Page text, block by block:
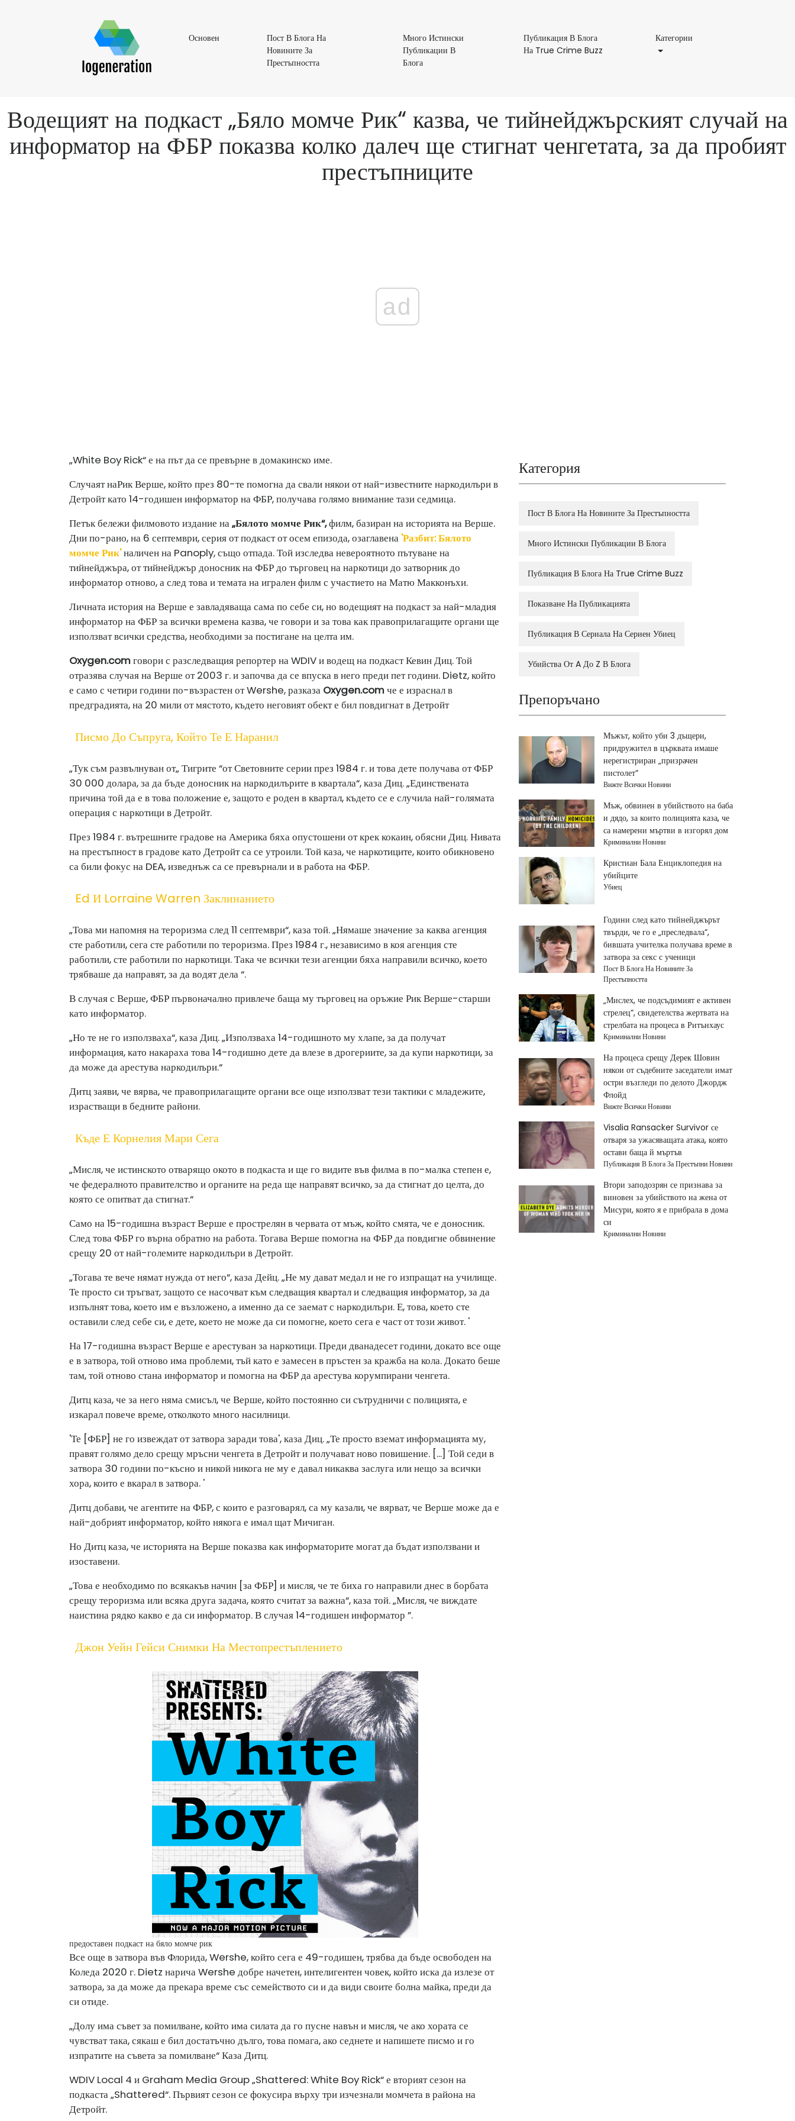
ОсновенОсновен
Пост В Блога На
Новините За
ПрестъпносттаПост
За
Много Истински
Публикации В
БлогаМного
Публикация В Блога
На True Crime Buzz
Buzz
Категории
Водещият на подкаст „Бяло момче Рик“ казва, че тийнейджърският случай на
информатор на ФБР показва колко далеч ще стигнат ченгетата, за да пробият
престъпниците
ad
„White Boy Rick“ е на път да се превърне в домакинско име.
Случаят наРик Верше, който през 80-те помогна да свали някои от най-известните наркодилъри в
Детройт като 14-годишен информатор на ФБР, получава голямо внимание тази седмица.
Петък бележи филмовото издание на„Бялото момче Рик“,филм, базиран на историята на Верше.
Дни по-рано, на 6 септември, серия от подкаст от осем епизода, озаглавена 'Разбит: Бялото
момче Рик'наличен на Panoply, също отпада. Той изследва невероятното пътуване на
тийнейджъра, от тийнейджър доносник на ФБР до търговец на наркотици до затворник до
информатор отново, а след това и темата на игрален филм с участието на Матю Макконъхи.
Личната история на Верше е завладяваща сама по себе си, но водещият на подкаст за най-младия
информатор на ФБР за всички времена казва, че говори и за това как правоприлагащите органи ще
използват всички средства, необходими за постигане на целта им.
Oxygen.comговори с разследващия репортер на WDIV и водещ на подкаст Кевин Диц. Той
отразява случая на Верше от 2003 г. и започва да се впуска в него преди пет години. Dietz, който
е само с четири години по-възрастен от Wershe, разказа Oxygen.comче е израснал в
предградията, на 20 мили от мястото, където неговият обект е бил повдигнат в Детройт
Писмо До Съпруга, Който Те Е Наранил
„Тук съм развълнуван от„ Тигрите “от Световните серии през 1984 г. и това дете получава от ФБР
30 000 долара, за да бъде доносник на наркодилърите в квартала“, каза Диц. „Единствената
причина той да е в това положение е, защото е роден в квартал, където се е случила най-голямата
операция с наркотици в Детройт.
През 1984 г. вътрешните градове на Америка бяха опустошени от крек кокаин, обясни Диц. Нивата
на престъпност в градове като Детройт са се утроили. Той каза, че наркотиците, които обикновено
са били фокус на DEA, изведнъж са се превърнали и в работа на ФБР.
Ed И Lorraine Warren Заклинанието
„Това ми напомня на тероризма след 11 септември“, каза той. „Нямаше значение за каква агенция
сте работили, сега сте работили по тероризма. През 1984 г., независимо в коя агенция сте
работили, сте работили по наркотици. Така че всички тези агенции бяха направили всичко, което
трябваше да направят, за да водят дела “.
В случая с Верше, ФБР първоначално привлече баща му търговец на оръжие Рик Верше-старши
като информатор.
„Но те не го използваха“, каза Диц. „Използваха 14-годишното му хлапе, за да получат
информация, като накараха това 14-годишно дете да влезе в дрогериите, за да купи наркотици, за
да може да арестува наркодилъри.“
Дитц заяви, че вярва, че правоприлагащите органи все още използват тези тактики с младежите,
израстващи в бедните райони.
Къде Е Корнелия Мари Сега
„Мисля, че истинското отварящо окото в подкаста и ще го видите във филма в по-малка степен е,
че федералното правителство и органите на реда ще направят всичко, за да стигнат до целта, до
която се опитват да стигнат.“
Само на 15-годишна възраст Верше е прострелян в червата от мъж, който смята, че е доносник.
След това ФБР го върна обратно на работа. Тогава Верше помогна на ФБР да повдигне обвинение
срещу 20 от най-големите наркодилъри в Детройт.
„Тогава те вече нямат нужда от него“, каза Дейц. „Не му дават медал и не го изпращат на училище.
Те просто си тръгват, защото се насочват към следващия квартал и следващия информатор, за да
изпълнят това, което им е възложено, а именно да се заемат с наркодилъри. Е, това, което сте
оставили след себе си, е дете, което не може да си помогне, което сега е част от този живот. '
На 17-годишна възраст Верше е арестуван за наркотици. Преди дванадесет години, докато все още
е в затвора, той отново има проблеми, тъй като е замесен в пръстен за кражба на кола. Докато беше
там, той отново стана информатор и помогна на ФБР да арестува корумпирани ченгета.
Дитц каза, че за него няма смисъл, че Верше, който постоянно си сътрудничи с полицията, е
изкарал повече време, отколкото много насилници.
'Те [ФБР] не го извеждат от затвора заради това', каза Диц. „Те просто вземат информацията му,
правят голямо дело срещу мръсни ченгета в Детройт и получават ново повишение. [...] Той седи в
затвора 30 години по-късно и никой никога не му е давал никаква заслуга или нещо за всички
хора, които е вкарал в затвора. '
Дитц добави, че агентите на ФБР, с които е разговарял, са му казали, че вярват, че Верше може да е
най-добрият информатор, който някога е имал щат Мичиган.
Но Дитц каза, че историята на Верше показва как информаторите могат да бъдат използвани и
изоставени.
„Това е необходимо по всякакъв начин [за ФБР] и мисля, че те биха го направили днес в борбата
срещу тероризма или всяка друга задача, която считат за важна“, каза той. „Мисля, че виждате
наистина рядко какво е да си информатор. В случая 14-годишен информатор ”.
Джон Уейн Гейси Снимки На Местопрестъплението
предоставен подкаст на бяло момче рик
Все още в затвора във Флорида, Wershe, който сега е 49-годишен, трябва да бъде освободен на
Коледа 2020 г. Dietz нарича Wershe добре начетен, интелигентен човек, който иска да излезе от
затвора, за да може да прекара време със семейството си и да види своите болна майка, преди да
си отиде.
„Долу има съвет за помилване, който има силата да го пусне навън и мисля, че ако хората се
чувстват така, сякаш е бил достатъчно дълго, това помага, ако седнете и напишете писмо и го
изпратите на съвета за помилване“ Каза Дитц.
WDIV Local 4 и Graham Media Group „Shattered: White Boy Rick“ е вторият сезон на
подкаста „Shattered“. Първият сезон се фокусира върху три изчезнали момчета в района на
Детройт.
Категория
Пост В Блога На Новините За Престъпността
Много Истински Публикации В Блога
Публикация В Блога На True Crime Buzz
Показване На Публикацията
Публикация В Сериала На Сериен Убиец
Убийства От A До Z В Блога
Препоръчано
Мъжът, който уби 3 дъщери,
придружител в църквата имаше
нерегистриран „призрачен
пистолет“
Вижте Всички Новини
Мъж, обвинен в убийството на баба
и дядо, за които полицията каза, че
са намерени мъртви в изгорял дом
Криминални Новини
Кристиан Бала Енциклопедия на
убийците
Убиец
Години след като тийнейджърът
твърди, че го е „преследвала“,
бившата учителка получава време в
затвора за секс с ученици
Пост В Блога На Новините За
Престъпността
„Мислех, че подсъдимият е активен
стрелец“, свидетелства жертвата на
стрелбата на процеса в Ритънхаус
Криминални Новини
На процеса срещу Дерек Шовин
някои от съдебните заседатели имат
остри възгледи по делото Джордж
Флойд
Вижте Всички Новини
Visalia Ransacker Survivor се
отваря за ужасяващата атака, която
остави баща й мъртъв
Публикация В Блога За Престъпни Новини
Втори заподозрян се признава за
виновен за убийството на жена от
Мисури, която я е прибрала в дома
си
Криминални Новини